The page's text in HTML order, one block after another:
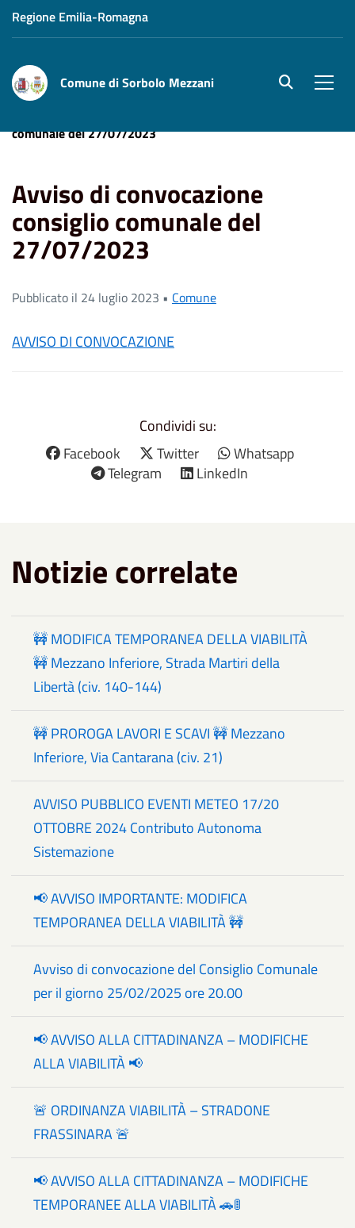
Regione Emilia-Romagna
Comune di Sorbolo Mezzani site.searc
comunale del 27/07/2023
Avviso di convocazione
consiglio comunale del
27/07/2023
Pubblicato il 24 luglio 2023 • Comune
AVVISO DI CONVOCAZIONE
Condividi su:
Facebook
Twitter
Whatsapp
Telegram
LinkedIn
Notizie correlate
🚧 MODIFICA TEMPORANEA DELLA VIABILITÀ
🚧 Mezzano Inferiore, Strada Martiri della
Libertà (civ. 140-144)
🚧 PROROGA LAVORI E SCAVI 🚧 Mezzano
Inferiore, Via Cantarana (civ. 21)
AVVISO PUBBLICO EVENTI METEO 17/20
OTTOBRE 2024 Contributo Autonoma
Sistemazione
📢 AVVISO IMPORTANTE: MODIFICA
TEMPORANEA DELLA VIABILITÀ 🚧
Avviso di convocazione del Consiglio Comunale
per il giorno 25/02/2025 ore 20.00
📢 AVVISO ALLA CITTADINANZA – MODIFICHE
ALLA VIABILITÀ 📢
🚨 ORDINANZA VIABILITÀ – STRADONE
FRASSINARA 🚨
📢 AVVISO ALLA CITTADINANZA – MODIFICHE
TEMPORANEE ALLA VIABILITÀ 🚗🚦